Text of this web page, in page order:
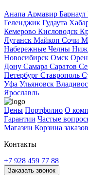
Анапа Армавир Барнаул
Геленджик Гудаута
Кемерово Кисловодск
Луганск Майкоп Сочи
Набережные Челны
Новосибирск Омск
Дону Самара Саратов
Петербург Ставрополь
Уфа Ульяновск
Ярославль
Цены Портфолио О
Гарантии Частые
Магазин Корзина заказов
Контакты
+7 928 459 77 88
Заказать звонок